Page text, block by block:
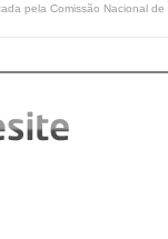
pela Comissão Nacional